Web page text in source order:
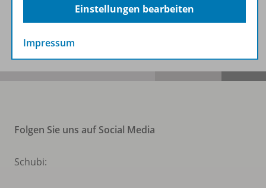
Benachrichtigungs-Service
Folgen Sie uns auf Social Media
Schubi:
Einstellungen bearbeiten
Impressum